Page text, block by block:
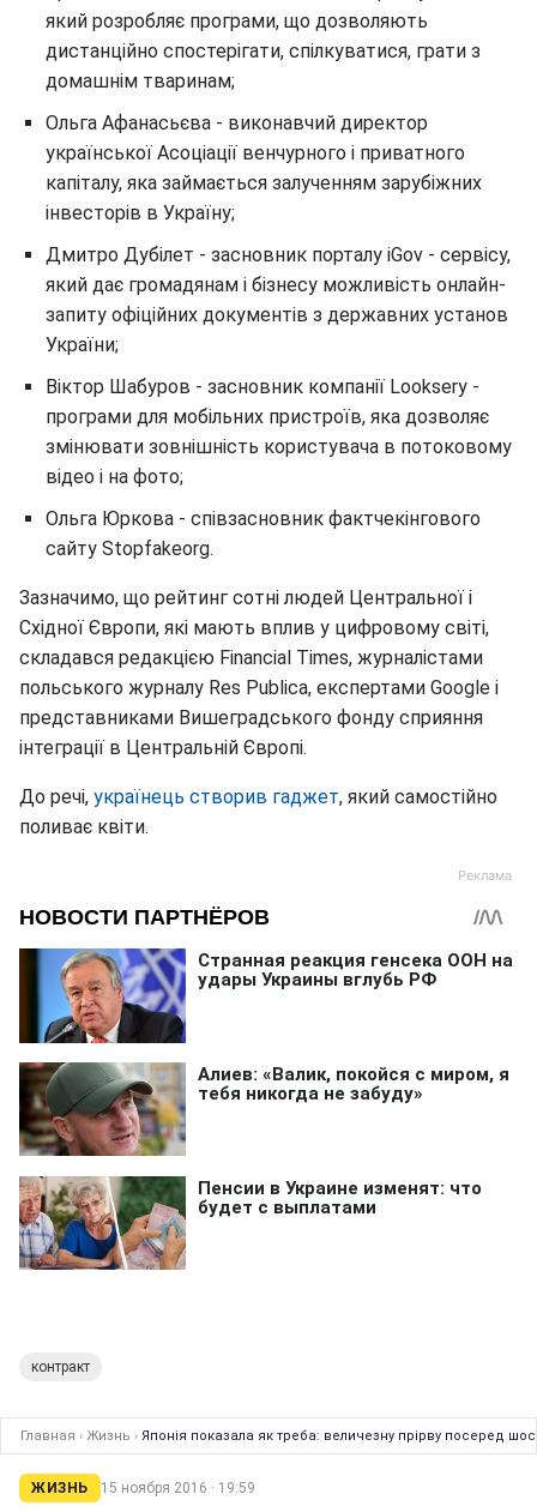
який розробляє програми, що дозволяють
дистанційно спостерігати, спілкуватися, грати з
домашнім тваринам;
Ольга Афанасьєва - виконавчий директор
української Асоціації венчурного і приватного
капіталу, яка займається залученням зарубіжних
інвесторів в Україну;
Дмитро Дубілет - засновник порталу iGov - сервісу,
який дає громадянам і бізнесу можливість онлайн-
запиту офіційних документів з державних установ
України;
Віктор Шабуров - засновник компанії Looksery -
програми для мобільних пристроїв, яка дозволяє
змінювати зовнішність користувача в потоковому
відео і на фото;
Ольга Юркова - співзасновник фактчекінгового
сайту Stopfakeorg.
Зазначимо, що рейтинг сотні людей Центральної і
Східної Європи, які мають вплив у цифровому світі,
складався редакцією Financial Times, журналістами
польського журналу Res Publica, експертами Google і
представниками Вишеградського фонду сприяння
інтеграції в Центральній Європі.
До речі, українець створив гаджет, який самостійно
поливає квіти.
контракт
Главная › Жизнь › Японія показала як треба: величезну прірву посеред
ЖИЗНЬ 15 ноября 2016 · 19:59